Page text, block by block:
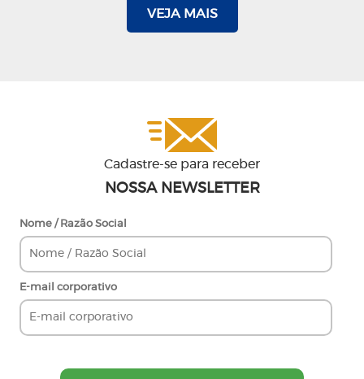
VEJA MAIS
Cadastre-se para receber
NOSSA NEWSLETTER
Nome / Razão Social
E-mail corporativo